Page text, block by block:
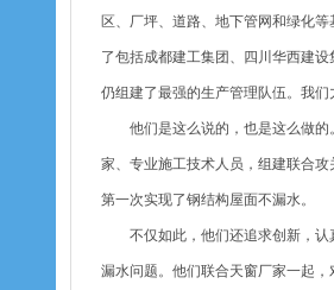
区、厂坪、道路、地下管网和绿化
了包括成都建工集团、四川华西建
仍组建了最强的生产管理队伍。我
他们是这么说的，也是这么做的
家、专业施工技术人员，组建联合
第一次实现了钢结构屋面不漏水。
不仅如此，他们还追求创新，认
漏水问题。他们联合天窗厂家一起